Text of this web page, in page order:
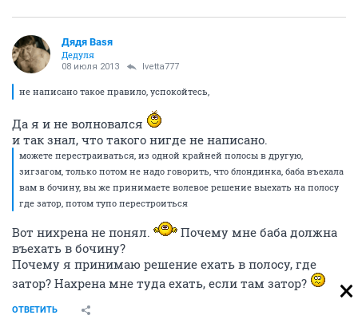
Дядя Ваsя
Дедуля
08 июля 2013 Ivetta777
не написано такое правило, успокойтесь,
Да я и не волновался
и так знал, что такого нигде не написано.
можете перестраиваться, из одной крайней полосы в другую,
зигзагом, только потом не надо говорить, что блондинка, баба въехала
вам в бочину, вы же принимаете волевое решение выехать на полосу
где затор, потом тупо перестроиться
Вот нихрена не понял.
Почему мне баба должна
въехать в бочину?
Почему я принимаю решение ехать в полосу, где
затор? Нахрена мне туда ехать, если там затор?
ОТВЕТИТЬ